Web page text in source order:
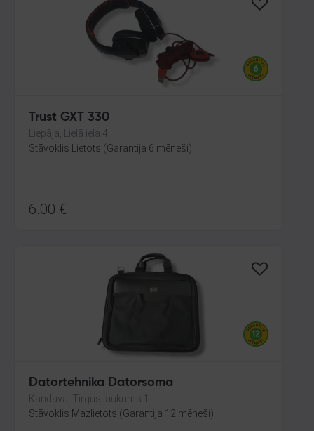
Trust GXT 330
Liepāja, Lielā iela 4
Stāvoklis Lietots (Garantija 6 mēneši)
6.00 €
Datortehnika Datorsoma
Kandava, Tirgus laukums 1
Stāvoklis Mazlietots (Garantija 12 mēneši)